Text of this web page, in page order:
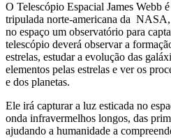
O Telescópio Espacial James Webb
tripulada norte-americana da
no espaço um observatório para
telescópio deverá observar a
estrelas, estudar a evolução das
elementos pelas estrelas e ver os
e dos planetas.
Ele irá capturar a luz esticada no
onda infravermelhos longos, das
ajudando a humanidade a